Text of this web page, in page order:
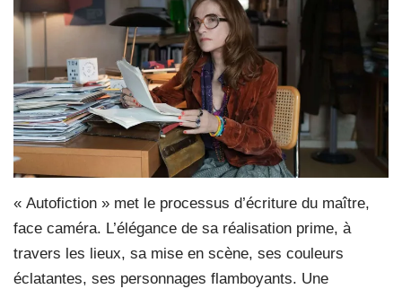
« Autofiction » met le processus d’écriture du maître,
face caméra. L’élégance de sa réalisation prime, à
travers les lieux, sa mise en scène, ses couleurs
éclatantes, ses personnages flamboyants. Une